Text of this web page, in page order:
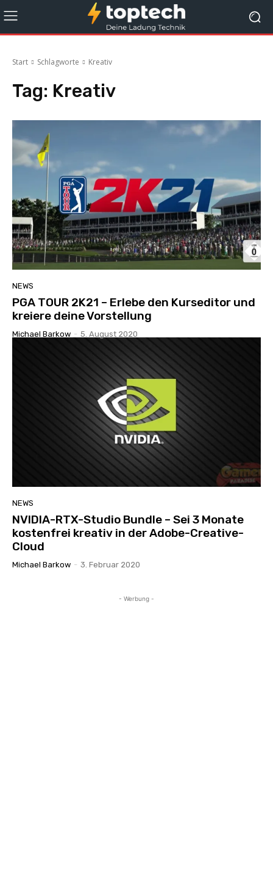
Start Schlagworte Kreativ
Tag: Kreativ
NEWS
PGA TOUR 2K21 – Erlebe den Kurseditor und
kreiere deine Vorstellung
Michael Barkow - 5. August 2020
NEWS
NVIDIA-RTX-Studio Bundle – Sei 3 Monate
kostenfrei kreativ in der Adobe-Creative-
Cloud
Michael Barkow - 3. Februar 2020
- Werbung -